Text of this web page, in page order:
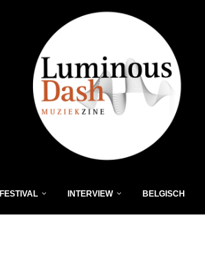
FESTIVAL INTERVIEW BELGISCH